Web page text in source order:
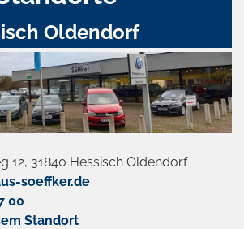
Oldendorf
12, 31840 Hessisch Oldendorf
soeffker.de
00
Standort